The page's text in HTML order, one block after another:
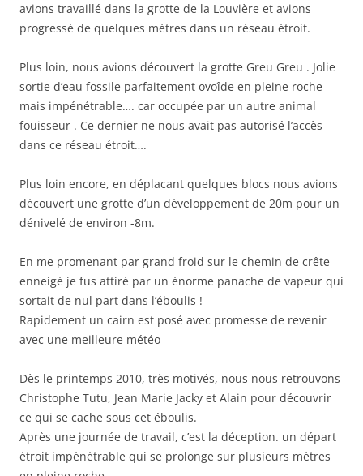
avions travaillé dans la grotte de la Louvière et avions
progressé de quelques mètres dans un réseau étroit.
Plus loin, nous avions découvert la grotte Greu Greu . Jolie
sortie d’eau fossile parfaitement ovoîde en pleine roche
mais impénétrable…. car occupée par un autre animal
fouisseur . Ce dernier ne nous avait pas autorisé l’accès
dans ce réseau étroit….
Plus loin encore, en déplacant quelques blocs nous avions
découvert une grotte d’un développement de 20m pour un
dénivelé de environ -8m.
En me promenant par grand froid sur le chemin de crête
enneigé je fus attiré par un énorme panache de vapeur qui
sortait de nul part dans l’éboulis !
Rapidement un cairn est posé avec promesse de revenir
avec une meilleure météo
Dès le printemps 2010, très motivés, nous nous retrouvons
Christophe Tutu, Jean Marie Jacky et Alain pour découvrir
ce qui se cache sous cet éboulis.
Après une journée de travail, c’est la déception. un départ
étroit impénétrable qui se prolonge sur plusieurs mètres